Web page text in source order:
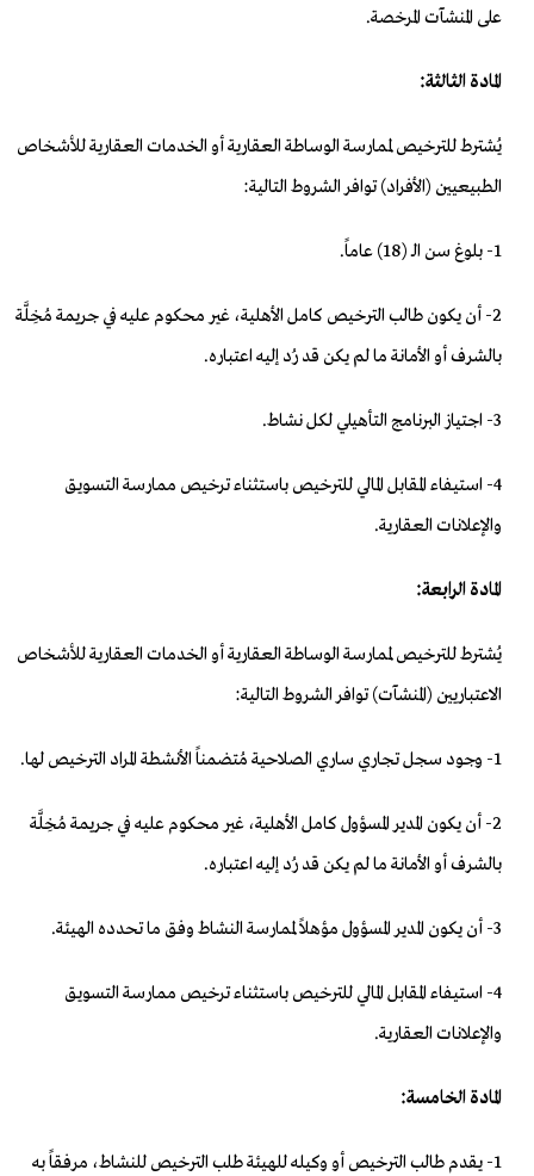
على المنشآت المرخصة.
المادة الثالثة:
يُشترط للترخيص لممارسة الوساطة العقارية أو الخدمات العقارية للأشخاص
الطبيعيين (الأفراد) توافر الشروط التالية:
1- بلوغ سن الـ (18) عاماً.
2- أن يكون طالب الترخيص كامل الأهلية، غير محكوم عليه في جريمة مُخِلَّة
بالشرف أو الأمانة ما لم يكن قد رُد إليه اعتباره.
3- اجتياز البرنامج التأهيلي لكل نشاط.
4- استيفاء المقابل المالي للترخيص باستثناء ترخيص ممارسة التسويق
والإعلانات العقارية.
المادة الرابعة:
يُشترط للترخيص لممارسة الوساطة العقارية أو الخدمات العقارية للأشخاص
الاعتباريين (المنشآت) توافر الشروط التالية:
1- وجود سجل تجاري ساري الصلاحية مُتضمناً الأنشطة المراد الترخيص لها.
2- أن يكون المدير المسؤول كامل الأهلية، غير محكوم عليه في جريمة مُخِلَّة
بالشرف أو الأمانة ما لم يكن قد رُد إليه اعتباره.
3- أن يكون المدير المسؤول مؤهلاً لممارسة النشاط وفق ما تحدده الهيئة.
4- استيفاء المقابل المالي للترخيص باستثناء ترخيص ممارسة التسويق
والإعلانات العقارية.
المادة الخامسة:
1- يقدم طالب الترخيص أو وكيله للهيئة طلب الترخيص للنشاط، مرفقاً به